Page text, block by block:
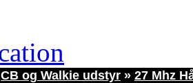
CB og Walkie udstyr » 27 Mhz